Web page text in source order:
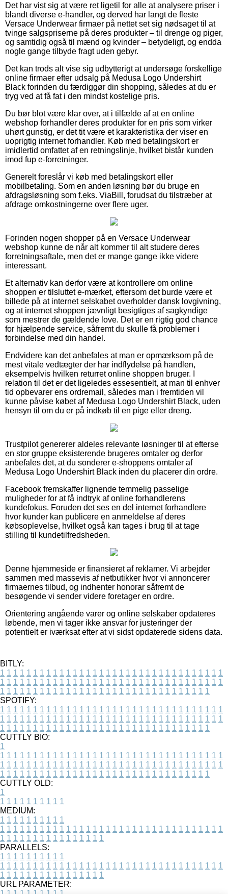
Det har vist sig at være ret ligetil for alle at analysere priser i
blandt diverse e-handler, og derved har langt de fleste
Versace Underwear firmaer på nettet set sig nødsaget til at
tvinge salgspriserne på deres produkter – til drenge og piger,
og samtidig også til mænd og kvinder – betydeligt, og endda
nogle gange tilbyde fragt uden gebyr.
Det kan trods alt vise sig udbytterigt at undersøge forskellige
online firmaer efter udsalg på Medusa Logo Undershirt
Black forinden du færdiggør din shopping, således at du er
tryg ved at få fat i den mindst kostelige pris.
Du bør blot være klar over, at i tilfælde af at en online
webshop forhandler deres produkter for en pris som virker
uhørt gunstig, er det tit være et karakteristika der viser en
uoprigtig internet forhandler. Køb med betalingskort er
imidlertid omfattet af en retningslinje, hvilket bistår kunden
imod fup e-forretninger.
Generelt foreslår vi køb med betalingskort eller
mobilbetaling. Som en anden løsning bør du bruge en
afdragsløsning som f.eks. ViaBill, forudsat du tilstræber at
afdrage omkostningerne over flere uger.
Forinden nogen shopper på en Versace Underwear
webshop kunne de når alt kommer til alt studere deres
forretningsaftale, men det er mange gange ikke videre
interessant.
Et alternativ kan derfor være at kontrollere om online
shoppen er tilsluttet e-mærket, eftersom det burde være et
billede på at internet selskabet overholder dansk lovgivning,
og at internet shoppen jævnligt besigtiges af sagkyndige
som mestrer de gældende love. Det er en rigtig god chance
for hjælpende service, såfremt du skulle få problemer i
forbindelse med din handel.
Endvidere kan det anbefales at man er opmærksom på de
mest vitale vedtægter der har indflydelse på handlen,
eksempelvis hvilken returret online shoppen bruger. I
relation til det er det ligeledes essesentielt, at man til enhver
tid opbevarer ens ordremail, således man i fremtiden vil
kunne påvise købet af Medusa Logo Undershirt Black, uden
hensyn til om du er på indkøb til en pige eller dreng.
Trustpilot genererer aldeles relevante løsninger til at efterse
en stor gruppe eksisterende brugeres omtaler og derfor
anbefales det, at du sonderer e-shoppens omtaler af
Medusa Logo Undershirt Black inden du placerer din ordre.
Facebook fremskaffer lignende temmelig passelige
muligheder for at få indtryk af online forhandlerens
kundefokus. Foruden det ses en del internet forhandlere
hvor kunder kan publicere en anmeldelse af deres
købsoplevelse, hvilket også kan tages i brug til at tage
stilling til kundetilfredsheden.
Denne hjemmeside er finansieret af reklamer. Vi arbejder
sammen med massevis af netbutikker hvor vi annoncerer
firmaernes tilbud, og indhenter honorar såfremt de
besøgende vi sender videre foretager en ordre.
Orientering angående varer og online selskaber opdateres
løbende, men vi tager ikke ansvar for justeringer der
potentielt er iværksat efter at vi sidst opdaterede sidens data.
BITLY:
1 1 1 1 1 1 1 1 1 1 1 1 1 1 1 1 1 1 1 1 1 1 1 1 1 1 1 1 1 1 1 1 1 1
1 1 1 1 1 1 1 1 1 1 1 1 1 1 1 1 1 1 1 1 1 1 1 1 1 1 1 1 1 1 1 1 1 1
1 1 1 1 1 1 1 1 1 1 1 1 1 1 1 1 1 1 1 1 1 1 1 1 1 1 1 1 1 1 1 1
SPOTIFY:
1 1 1 1 1 1 1 1 1 1 1 1 1 1 1 1 1 1 1 1 1 1 1 1 1 1 1 1 1 1 1 1 1 1
1 1 1 1 1 1 1 1 1 1 1 1 1 1 1 1 1 1 1 1 1 1 1 1 1 1 1 1 1 1 1 1 1 1
1 1 1 1 1 1 1 1 1 1 1 1 1 1 1 1 1 1 1 1 1 1 1 1 1 1 1 1 1 1 1 1
CUTTLY BIO:
1
1 1 1 1 1 1 1 1 1 1 1 1 1 1 1 1 1 1 1 1 1 1 1 1 1 1 1 1 1 1 1 1 1 1
1 1 1 1 1 1 1 1 1 1 1 1 1 1 1 1 1 1 1 1 1 1 1 1 1 1 1 1 1 1 1 1 1 1
1 1 1 1 1 1 1 1 1 1 1 1 1 1 1 1 1 1 1 1 1 1 1 1 1 1 1 1 1 1 1 1
CUTTLY OLD:
1
1 1 1 1 1 1 1 1 1 1
MEDIUM:
1 1 1 1 1 1 1 1 1 1
1 1 1 1 1 1 1 1 1 1 1 1 1 1 1 1 1 1 1 1 1 1 1 1 1 1 1 1 1 1 1 1 1 1
1 1 1 1 1 1 1 1 1 1 1 1 1 1 1 1
PARALLELS:
1 1 1 1 1 1 1 1 1 1
1 1 1 1 1 1 1 1 1 1 1 1 1 1 1 1 1 1 1 1 1 1 1 1 1 1 1 1 1 1 1 1 1 1
1 1 1 1 1 1 1 1 1 1 1 1 1 1 1 1
URL PARAMETER: